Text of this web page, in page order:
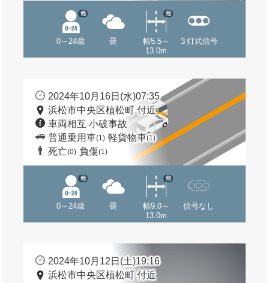
0～24歳
他
曇
幅5.5～
13.0m
他
３灯式信号
2024年10月16日(水)07:35
浜松市中央区植松町 付近
車両相互 小破事故
普通乗用車(1) 軽貨物車(1)
死亡(0) 負傷(1)
0～24歳
他
曇
幅9.0～
13.0m
他
信号なし
2024年10月12日(土)19:16
浜松市中央区植松町 付近